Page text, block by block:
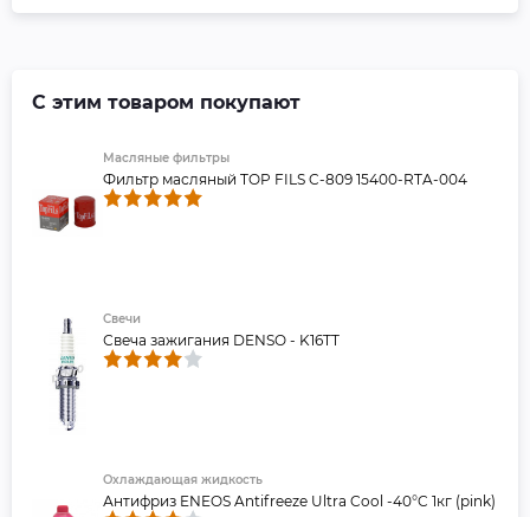
С этим товаром покупают
Масляные фильтры
Фильтр масляный TOP FILS C-809 15400-RTA-004
Свечи
Свеча зажигания DENSO - K16TT
Охлаждающая жидкость
Антифриз ENEOS Antifreeze Ultra Cool -40°C 1кг (pink)